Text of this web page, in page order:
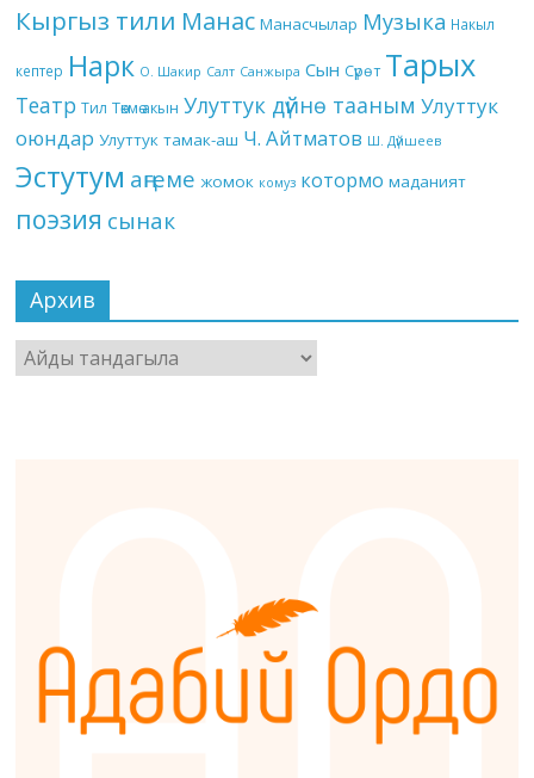
Кыргыз тили Манас Манасчылар Музыка Накыл
кептер Нарк О. Шакир Салт Санжыра Сын Сүрөт Тарых
Театр Тил Төкмө акын Улуттук дүйнө тааным Улуттук
оюндар Улуттук тамак-аш Ч. Айтматов Ш. Дүйшеев
Эстутум аңгеме жомок комуз котормо маданият
поэзия сынак
Архив
Архив